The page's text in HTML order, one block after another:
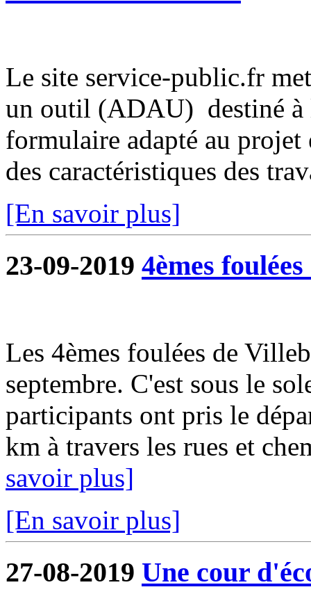
Le site service-public.fr
un outil (ADAU) destiné à
formulaire adapté au
des caractéristiques des
[En savoir plus]
23-09-2019 4èmes
Les 4èmes foulées de
septembre. C'est sous le
participants ont pris le
km à travers les rues et
savoir plus]
[En savoir plus]
27-08-2019 Une cour